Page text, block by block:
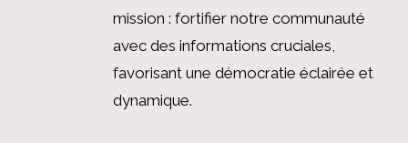
mission : fortifier notre communauté
avec des informations cruciales,
favorisant une démocratie éclairée et
dynamique.